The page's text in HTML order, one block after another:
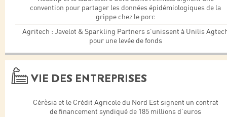
convention pour partager les données épidémiologiques de la
grippe chez le porc
Agritech : Javelot & Sparkling Partners s’unissent à Unilis
pour une levée de fonds
VIE DES ENTREPRISES
Cérèsia et le Crédit Agricole du Nord Est signent un contrat
de financement syndiqué de 185 millions d’euros